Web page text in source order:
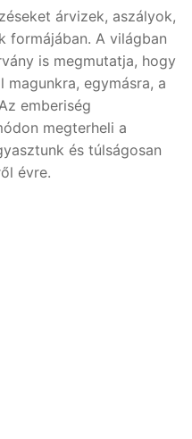
árvizek, aszályok,
formájában. A világban
is megmutatja, hogy
egymásra, a
emberiség
megterheli a
és túlságosan
évre.